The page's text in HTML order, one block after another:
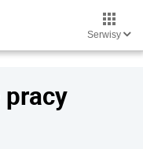
Serwisy